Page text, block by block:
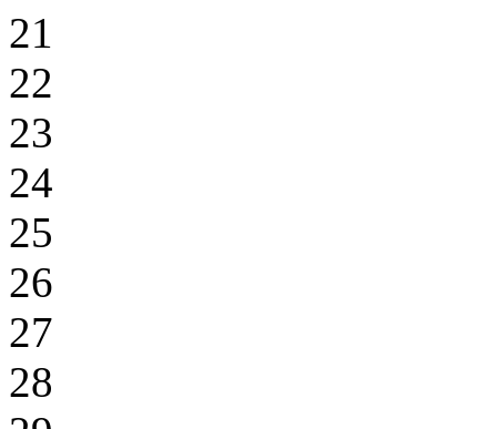
21
22
23
24
25
26
27
28